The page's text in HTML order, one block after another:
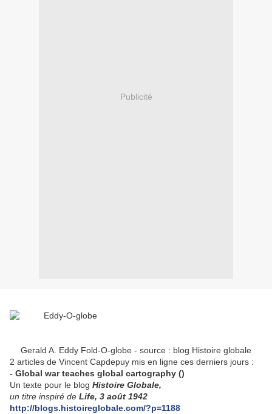
Publicité
Gerald A. Eddy Fold-O-globe - source : blog Histoire globale
2 articles de Vincent Capdepuy mis en ligne ces derniers jours :
- Global war teaches global cartography ()
Un texte pour le blog Histoire Globale,
un titre inspiré de Life, 3 août 1942
http://blogs.histoireglobale.com/?p=1188